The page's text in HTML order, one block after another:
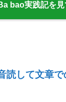
bao実践記を見
読して文章